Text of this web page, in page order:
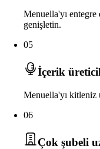
Menuella'yı
genişletin.
05
İçerik
Menuella'yı kitleniz
06
Çok şubeli